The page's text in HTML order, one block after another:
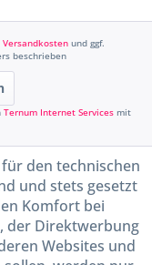
Versandkosten und ggf.
beschrieben
Ternum Internet Services mit
den technischen
und stets gesetzt
Komfort bei
der Direktwerbung
Websites und